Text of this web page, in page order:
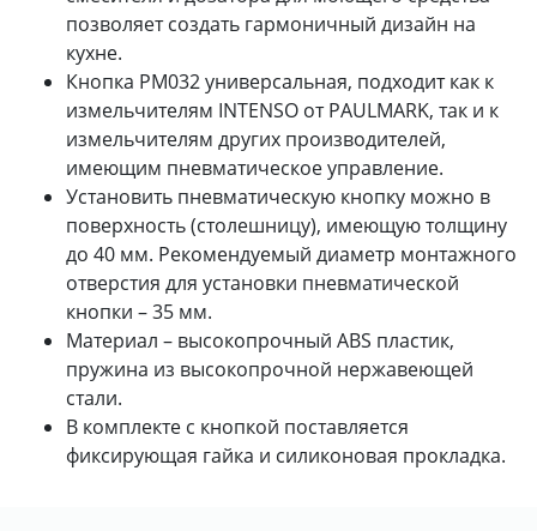
позволяет создать гармоничный дизайн на
кухне.
Кнопка PM032 универсальная, подходит как к
измельчителям INTENSO от PAULMARK, так и к
измельчителям других производителей,
имеющим пневматическое управление.
Установить пневматическую кнопку можно в
поверхность (столешницу), имеющую толщину
до 40 мм. Рекомендуемый диаметр монтажного
отверстия для установки пневматической
кнопки – 35 мм.
Материал – высокопрочный ABS пластик,
пружина из высокопрочной нержавеющей
стали.
В комплекте с кнопкой поставляется
фиксирующая гайка и силиконовая прокладка.